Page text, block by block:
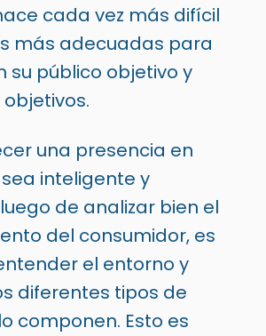
cada vez más difícil
más adecuadas para
su público objetivo y
una presencia en
inteligente y
de analizar bien el
del consumidor, es
el entorno y
diferentes tipos de
componen. Esto es